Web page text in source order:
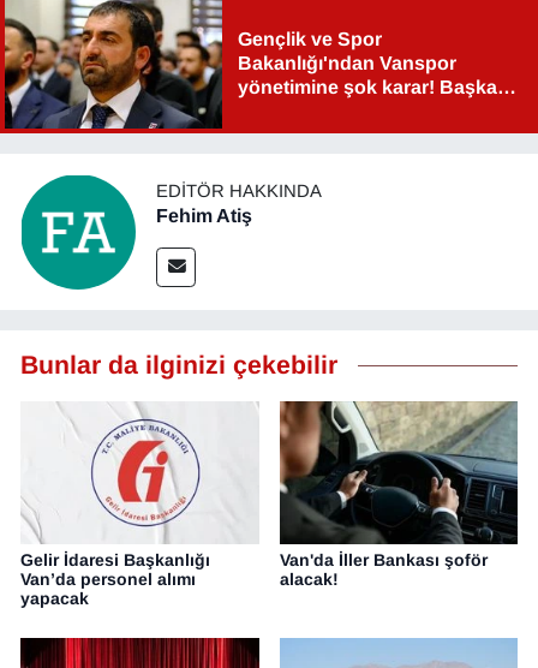
Gençlik ve Spor
Bakanlığı'ndan Vanspor
yönetimine şok karar! Başkan
EDITÖR HAKKINDA
Fehim Atiş
Bunlar da ilginizi çekebilir
Gelir İdaresi Başkanlığı
Van’da personel alımı
yapacak
Van'da İller Bankası şoför
alacak!